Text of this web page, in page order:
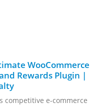
WooCommerce
Rewards Plugin |
competitive e-commerce